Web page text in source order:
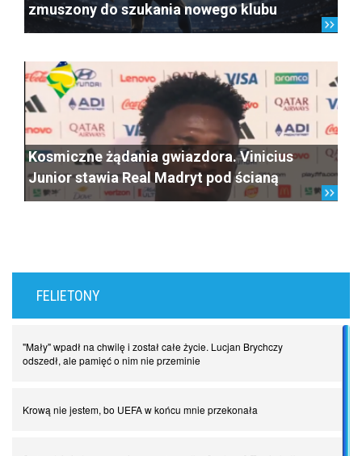
zmuszony do szukania nowego klubu
Kosmiczne żądania gwiazdora. Vinicius
Junior stawia Real Madryt pod ścianą
FELIETONY
"Mały" wpadł na chwilę i został całe życie. Lucjan Brychczy
odszedł, ale pamięć o nim nie przeminie
Krową nie jestem, bo UEFA w końcu mnie przekonała